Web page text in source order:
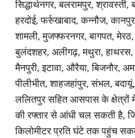
सिद्धार्थनगर, बलरामपुर,
हरदोई, फर्रुखाबाद, कन्नौज,
शामली, मुजफ्फरनगर, बागपत, मेरठ,
बुलंदशहर, अलीगढ़, मथुरा, हाथरस,
मैनपुरी, इटावा, औरैया, बिजनौर,
पीलीभीत, शाहजहांपुर, संभल,
ललितपुर सहित आसपास के क्षेत्रों
की रफ्तार से आंधी चल सकती है,
किलोमीटर प्रति घंटे तक पहुंच